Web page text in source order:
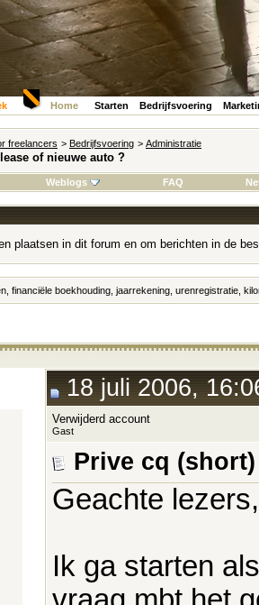
Home Starten Bedrijfsvoering
freelancers > Bedrijfsvoering > Administratie
of nieuwe auto ?
Weblogs FAQ
plaatsen in dit forum en om berichten in de
financiële boekhouding, jaarrekening, urenregistratie,
18 juli 2006,
Verwijderd account
Gast
Prive cq
Geachte lezers,
Ik ga starten